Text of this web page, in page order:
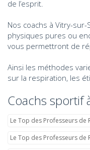
de l’esprit.
Nos coachs à Vitry-sur-
physiques pures ou
vous permettront de
Ainsi les méthodes
sur la respiration, les
Coachs sportif
Le Top des Professeurs de
Le Top des Professeurs de